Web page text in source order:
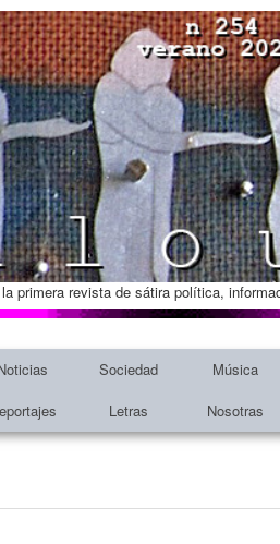
primera revista de sátira política,
Sociedad Música
Letras Nosotras